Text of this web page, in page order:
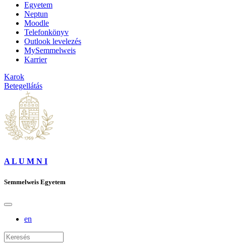
Egyetem
Neptun
Moodle
Telefonkönyv
Outlook levelezés
MySemmelweis
Karrier
Karok
Betegellátás
A L U M N I
Semmelweis Egyetem
en